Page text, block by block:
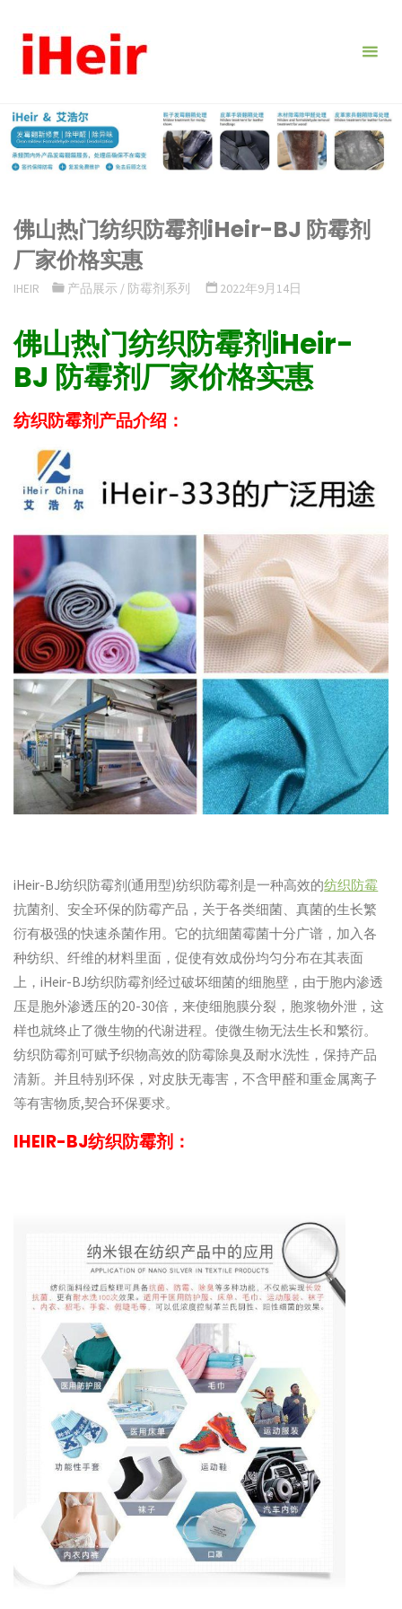
容。
佛山热门纺织防霉剂iHeir-BJ 防霉剂
厂家价格实惠
IHEIR 产品展示 / 防霉剂系列 2022年9月14日
佛山热门纺织防霉剂iHeir-
BJ 防霉剂厂家价格实惠
纺织防霉剂产品介绍：
iHeir-BJ纺织防霉剂(通用型)纺织防霉剂是一种高效的纺织防霉
抗菌剂、安全环保的防霉产品，关于各类细菌、真菌的生长繁
衍有极强的快速杀菌作用。它的抗细菌霉菌十分广谱，加入各
种纺织、纤维的材料里面，促使有效成份均匀分布在其表面
上，iHeir-BJ纺织防霉剂经过破坏细菌的细胞壁，由于胞内渗透
压是胞外渗透压的20-30倍，来使细胞膜分裂，胞浆物外泄，这
样也就终止了微生物的代谢进程。使微生物无法生长和繁衍。
纺织防霉剂可赋予织物高效的防霉除臭及耐水洗性，保持产品
清新。并且特别环保，对皮肤无毒害，不含甲醛和重金属离子
等有害物质,契合环保要求。
IHEIR-BJ纺织防霉剂：